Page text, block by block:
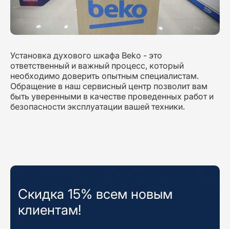
Установка духового шкафа Beko - это
ответственный и важный процесс, который
необходимо доверить опытным специалистам.
Обращение в наш сервисный центр позволит вам
быть уверенными в качестве проведенных работ и
безопасности эксплуатации вашей техники.
Скидка 15% всем новым
клиентам!